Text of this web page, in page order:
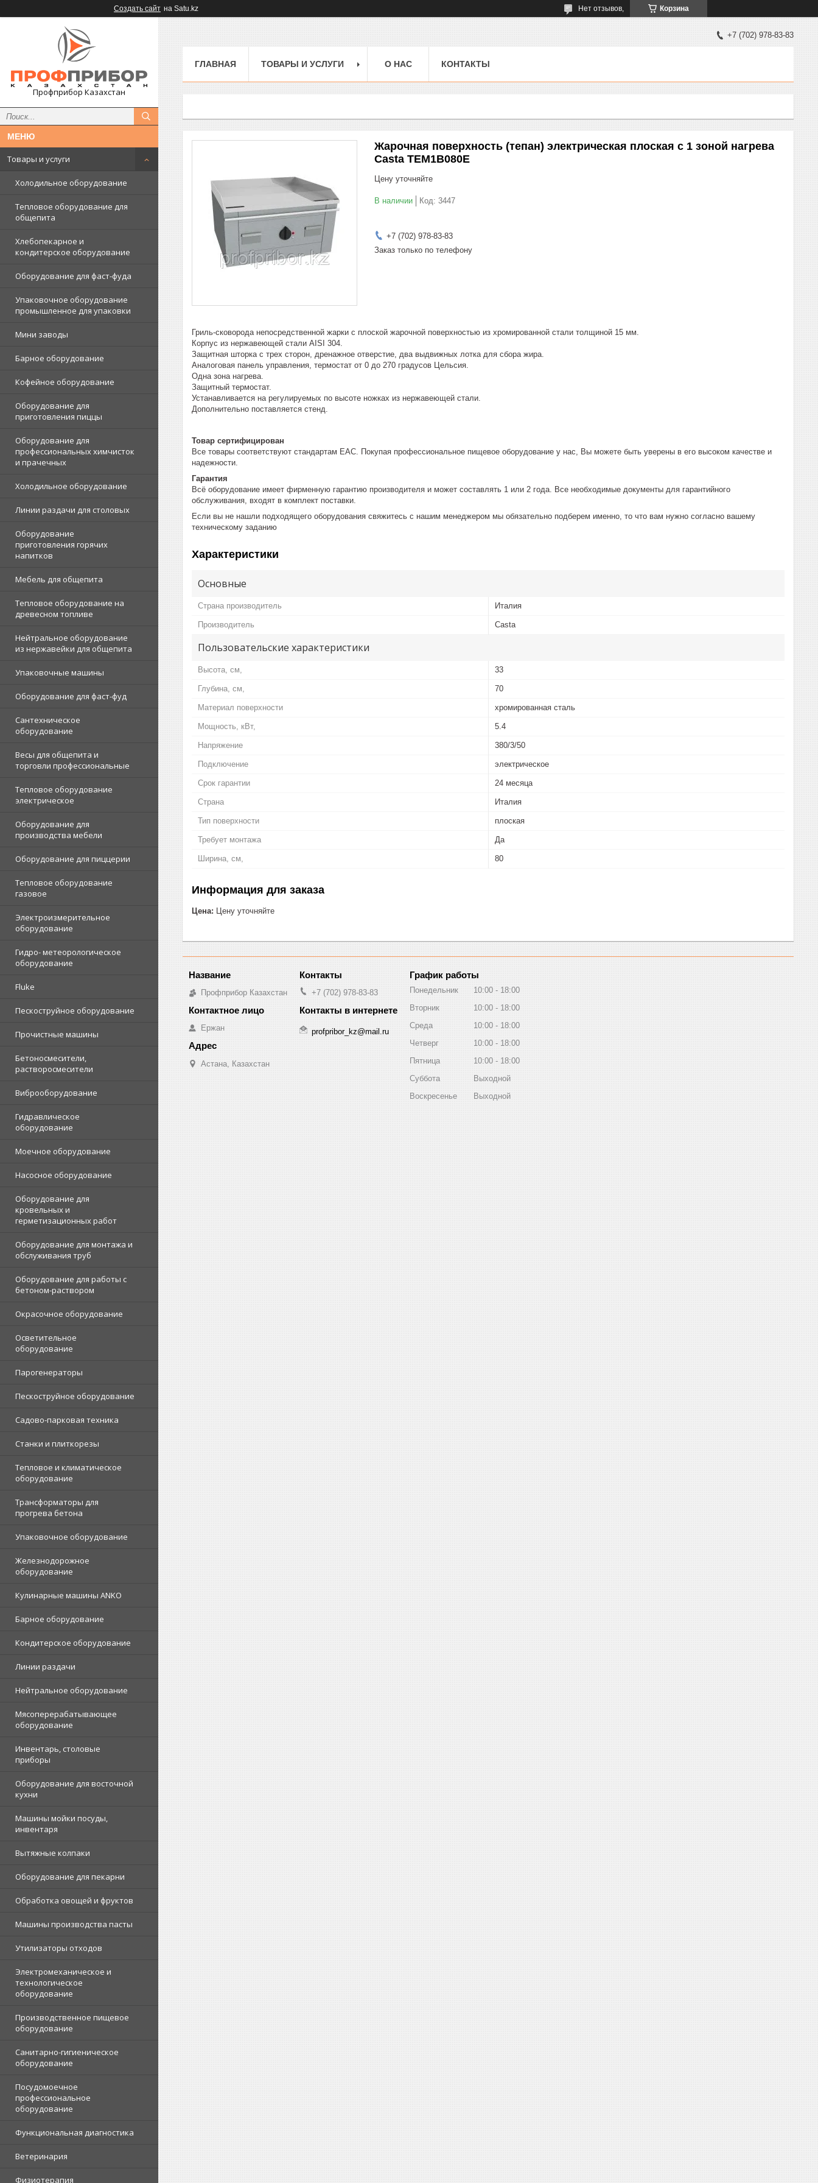
Создать сайт на Satu.kz Корзина
Нет отзывов,
Профприбор Казахстан
Товары и услуги
Холодильное оборудование
Тепловое оборудование для
общепита
Хлебопекарное и
кондитерское оборудование
Оборудование для фаст-фуда
Упаковочное оборудование
промышленное для упаковки
Мини заводы
Барное оборудование
Кофейное оборудование
Оборудование для
приготовления пиццы
Оборудование для
профессиональных химчисток
и прачечных
Холодильное оборудование
Линии раздачи для столовых
Оборудование
приготовления горячих
напитков
Мебель для общепита
Тепловое оборудование на
древесном топливе
Нейтральное оборудование
из нержавейки для общепита
Упаковочные машины
Оборудование для фаст-фуд
Сантехническое
оборудование
Весы для общепита и
торговли профессиональные
Тепловое оборудование
электрическое
Оборудование для
производства мебели
Оборудование для пиццерии
Тепловое оборудование
газовое
Электроизмерительное
оборудование
Гидро- метеорологическое
оборудование
Fluke
Пескоструйное оборудование
Прочистные машины
Бетоносмесители,
растворосмесители
Виброоборудование
Гидравлическое
оборудование
Моечное оборудование
Насосное оборудование
Оборудование для
кровельных и
герметизационных работ
Оборудование для монтажа и
обслуживания труб
Оборудование для работы с
бетоном-раствором
Окрасочное оборудование
Осветительное
оборудование
Парогенераторы
Пескоструйное оборудование
Садово-парковая техника
Станки и плиткорезы
Тепловое и климатическое
оборудование
Трансформаторы для
прогрева бетона
Упаковочное оборудование
Железнодорожное
оборудование
Кулинарные машины ANKO
Барное оборудование
Кондитерское оборудование
Линии раздачи
Нейтральное оборудование
Мясоперерабатывающее
оборудование
Инвентарь, столовые
приборы
Оборудование для восточной
кухни
Машины мойки посуды,
инвентаря
Вытяжные колпаки
Оборудование для пекарни
Обработка овощей и фруктов
Машины производства пасты
Утилизаторы отходов
Электромеханическое и
технологическое
оборудование
Производственное пищевое
оборудование
Санитарно-гигиеническое
оборудование
Посудомоечное
профессиональное
оборудование
Функциональная диагностика
Ветеринария
Физиотерапия
+7 (702) 978-83-83
ГЛАВНАЯ ТОВАРЫ И УСЛУГИ О НАС КОНТАКТЫ
Жарочная поверхность (тепан) электрическая плоская с 1 зоной нагрева
Casta TEM1B080E
Цену уточняйте
В наличии Код: 3447
+7 (702) 978-83-83
Заказ только по телефону
Гриль-сковорода непосредственной жарки с плоской жарочной поверхностью из хромированной стали толщиной 15 мм.
Корпус из нержавеющей стали AISI 304.
Защитная шторка с трех сторон, дренажное отверстие, два выдвижных лотка для сбора жира.
Аналоговая панель управления, термостат от 0 до 270 градусов Цельсия.
Одна зона нагрева.
Защитный термостат.
Устанавливается на регулируемых по высоте ножках из нержавеющей стали.
Дополнительно поставляется стенд.
Товар сертифицирован
Все товары соответствуют стандартам EAC. Покупая профессиональное пищевое оборудование у нас, Вы можете быть уверены в его высоком качестве и
надежности.
Гарантия
Всё оборудование имеет фирменную гарантию производителя и может составлять 1 или 2 года. Все необходимые документы для гарантийного
обслуживания, входят в комплект поставки.
Если вы не нашли подходящего оборудования свяжитесь с нашим менеджером мы обязательно подберем именно, то что вам нужно согласно вашему
техническому заданию
Характеристики
Основные
Страна производитель Италия
Производитель Casta
Пользовательские характеристики
Высота, см, 33
Глубина, см, 70
Материал поверхности хромированная сталь
Мощность, кВт, 5.4
Напряжение 380/3/50
Подключение электрическое
Срок гарантии 24 месяца
Страна Италия
Тип поверхности плоская
Требует монтажа Да
Ширина, см, 80
Информация для заказа
Цена: Цену уточняйте
Профприбор Казахстан
Ержан
Астана, Казахстан
+7 (702) 978-83-83
profpribor_kz@mail.ru
График работы
Понедельник 10:00
18:00
Вторник
10:00
18:00
Среда
10:00
18:00
Четверг
10:00
18:00
Пятница
10:00
18:00
Суббота
Выходной
Воскресенье
Выходной